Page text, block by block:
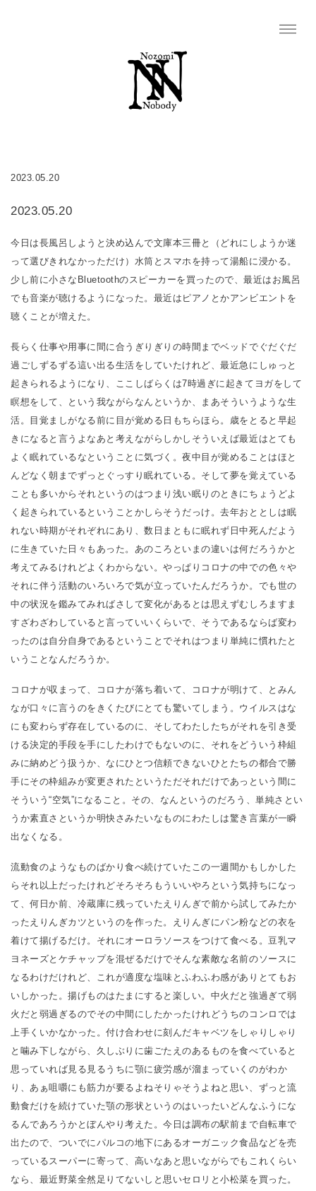
2023.05.20
2023.05.20
今日は長風呂しようと決め込んで文庫本三冊と（どれにしようか迷
って選びきれなかっただけ）水筒とスマホを持って湯船に浸かる。
少し前に小さなBluetoothのスピーカーを買ったので、最近はお風呂
でも音楽が聴けるようになった。最近はピアノとかアンビエントを
聴くことが増えた。
長らく仕事や用事に間に合うぎりぎりの時間までベッドでぐだぐだ
過ごしずるずる這い出る生活をしていたけれど、最近急にしゅっと
起きられるようになり、ここしばらくは7時過ぎに起きてヨガをして
瞑想をして、という我ながらなんというか、まあそういうような生
活。目覚ましがなる前に目が覚める日もちらほら。歳をとると早起
きになると言うよなあと考えながらしかしそういえば最近はとても
よく眠れているなということに気づく。夜中目が覚めることはほと
んどなく朝までずっとぐっすり眠れている。そして夢を覚えている
ことも多いからそれというのはつまり浅い眠りのときにちょうどよ
く起きられているということかしらそうだっけ。去年おととしは眠
れない時期がそれぞれにあり、数日まともに眠れず日中死んだよう
に生きていた日々もあった。あのころといまの違いは何だろうかと
考えてみるけれどよくわからない。やっぱりコロナの中での色々や
それに伴う活動のいろいろで気が立っていたんだろうか。でも世の
中の状況を鑑みてみればさして変化があるとは思えずむしろますま
すざわざわしていると言っていいくらいで、そうであるならば変わ
ったのは自分自身であるということでそれはつまり単純に慣れたと
いうことなんだろうか。
コロナが収まって、コロナが落ち着いて、コロナが明けて、とみん
なが口々に言うのをきくたびにとても驚いてしまう。ウイルスはな
にも変わらず存在しているのに、そしてわたしたちがそれを引き受
ける決定的手段を手にしたわけでもないのに、それをどういう枠組
みに納めどう扱うか、なにひとつ信頼できないひとたちの都合で勝
手にその枠組みが変更されたというただそれだけであっという間に
そういう“空気”になること。その、なんというのだろう、単純さとい
うか素直さというか明快さみたいなものにわたしは驚き言葉が一瞬
出なくなる。
流動食のようなものばかり食べ続けていたこの一週間かもしかした
らそれ以上だったけれどそろそろもういいやろという気持ちになっ
て、何日か前、冷蔵庫に残っていたえりんぎで前から試してみたか
ったえりんぎカツというのを作った。えりんぎにパン粉などの衣を
着けて揚げるだけ。それにオーロラソースをつけて食べる。豆乳マ
ヨネーズとケチャップを混ぜるだけでそんな素敵な名前のソースに
なるわけだけれど、これが適度な塩味とふわふわ感がありとてもお
いしかった。揚げものはたまにすると楽しい。中火だと強過ぎて弱
火だと弱過ぎるのでその中間にしたかったけれどうちのコンロでは
上手くいかなかった。付け合わせに刻んだキャベツをしゃりしゃり
と噛み下しながら、久しぶりに歯ごたえのあるものを食べていると
思っていれば見る見るうちに顎に疲労感が溜まっていくのがわか
り、あぁ咀嚼にも筋力が要るよねそりゃそうよねと思い、ずっと流
動食だけを続けていた顎の形状というのはいったいどんなふうにな
るんであろうかとぼんやり考えた。今日は調布の駅前まで自転車で
出たので、ついでにパルコの地下にあるオーガニック食品などを売
っているスーパーに寄って、高いなあと思いながらでもこれくらい
なら、最近野菜全然足りてないしと思いセロリと小松菜を買った。